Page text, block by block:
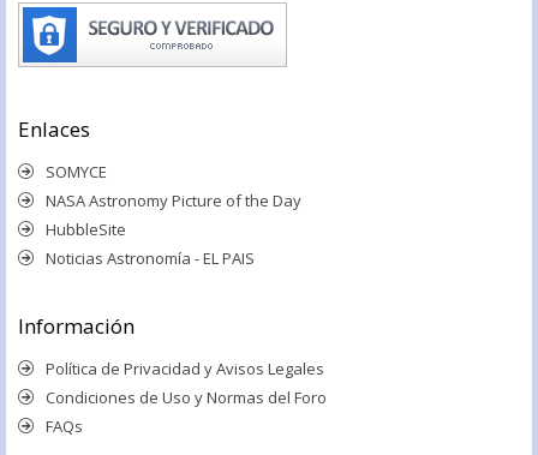
Enlaces
SOMYCE
NASA Astronomy Picture of the Day
HubbleSite
Noticias Astronomía - EL PAIS
Información
Política de Privacidad y Avisos Legales
Condiciones de Uso y Normas del Foro
FAQs